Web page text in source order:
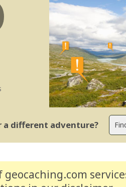
a different adventure?
geocaching.com